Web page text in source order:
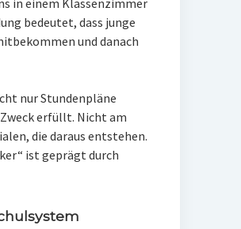
in einem Klassenzimmer
bedeutet, dass junge
und danach
nur Stundenpläne
erfüllt. Nicht am
die daraus entstehen.
ist geprägt durch